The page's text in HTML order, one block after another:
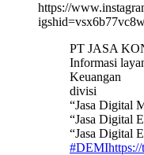
https://
PT JASA
Informasi
Keuangan
divisi
“Jasa Digital
“Jasa Digital
“Jasa Digital
#DEMI